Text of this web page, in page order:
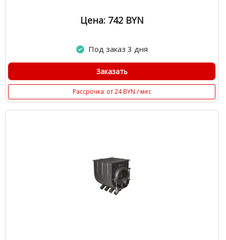
Цена: 742 BYN
Под заказ 3 дня
Заказать
Рассрочка от 24 BYN / мес